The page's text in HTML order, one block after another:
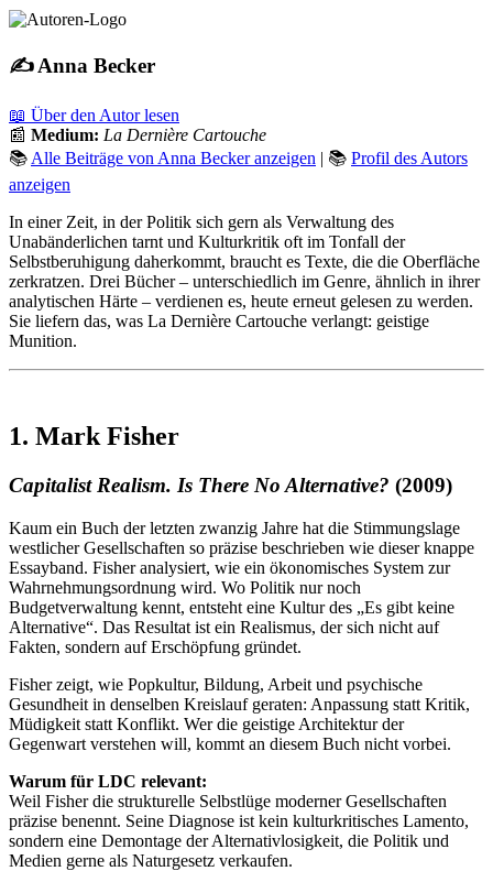
✍️ Anna Becker
📖 Über den Autor lesen
📰 Medium: La Dernière Cartouche
📚 Alle Beiträge von Anna Becker anzeigen | 📚 Profil des Autors
anzeigen
In einer Zeit, in der Politik sich gern als Verwaltung des
Unabänderlichen tarnt und Kulturkritik oft im Tonfall der
Selbstberuhigung daherkommt, braucht es Texte, die die Oberfläche
zerkratzen. Drei Bücher – unterschiedlich im Genre, ähnlich in ihrer
analytischen Härte – verdienen es, heute erneut gelesen zu werden.
Sie liefern das, was La Dernière Cartouche verlangt: geistige
Munition.
1. Mark Fisher
Capitalist Realism. Is There No Alternative? (2009)
Kaum ein Buch der letzten zwanzig Jahre hat die Stimmungslage
westlicher Gesellschaften so präzise beschrieben wie dieser knappe
Essayband. Fisher analysiert, wie ein ökonomisches System zur
Wahrnehmungsordnung wird. Wo Politik nur noch
Budgetverwaltung kennt, entsteht eine Kultur des „Es gibt keine
Alternative“. Das Resultat ist ein Realismus, der sich nicht auf
Fakten, sondern auf Erschöpfung gründet.
Fisher zeigt, wie Popkultur, Bildung, Arbeit und psychische
Gesundheit in denselben Kreislauf geraten: Anpassung statt Kritik,
Müdigkeit statt Konflikt. Wer die geistige Architektur der
Gegenwart verstehen will, kommt an diesem Buch nicht vorbei.
Warum für LDC relevant:
Weil Fisher die strukturelle Selbstlüge moderner Gesellschaften
präzise benennt. Seine Diagnose ist kein kulturkritisches Lamento,
sondern eine Demontage der Alternativlosigkeit, die Politik und
Medien gerne als Naturgesetz verkaufen.